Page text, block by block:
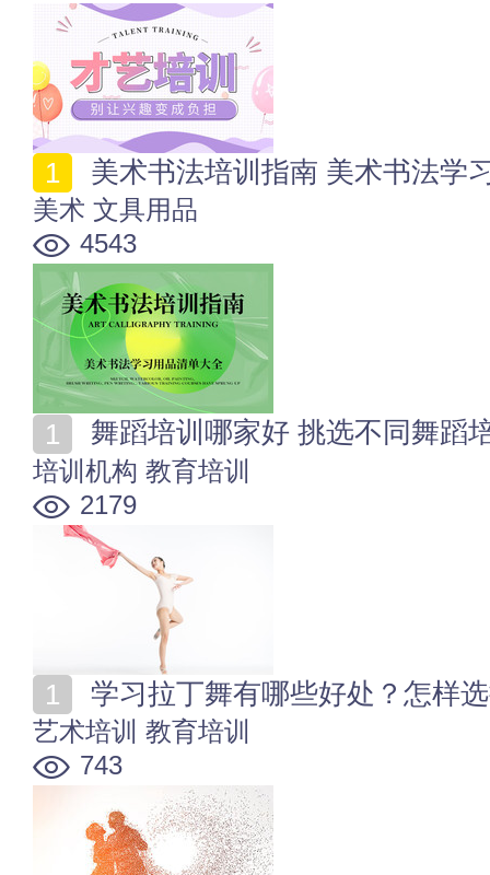
美术书法培训指南 美术书法学
美术 文具用品
4543
舞蹈培训哪家好 挑选不同舞蹈
培训机构 教育培训
2179
学习拉丁舞有哪些好处？怎样
艺术培训 教育培训
743